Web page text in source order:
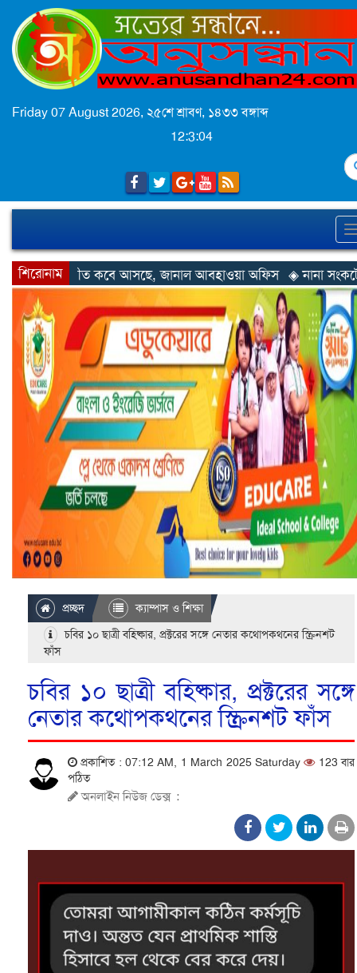
Friday 07 August 2026, ২৫শে শ্রাবণ, ১৪৩৩ বঙ্গাব্দ
12:3:05
শিরোনাম
◈ শীত কবে আসছে, জানাল আবহাওয়া অফিস ◈ নানা সংকটে
প্রচ্ছদ
ক্যাম্পাস ও শিক্ষা
চবির ১০ ছাত্রী বহিষ্কার, প্রক্টরের সঙ্গে নেতার কথোপকথনের স্ক্রিনশট
ফাঁস
চবির ১০ ছাত্রী বহিষ্কার, প্রক্টরের সঙ্গে
নেতার কথোপকথনের স্ক্রিনশট ফাঁস
প্রকাশিত : 07:12 AM, 1 March 2025 Saturday
123 বার
পঠিত
অনলাইন নিউজ ডেক্স :